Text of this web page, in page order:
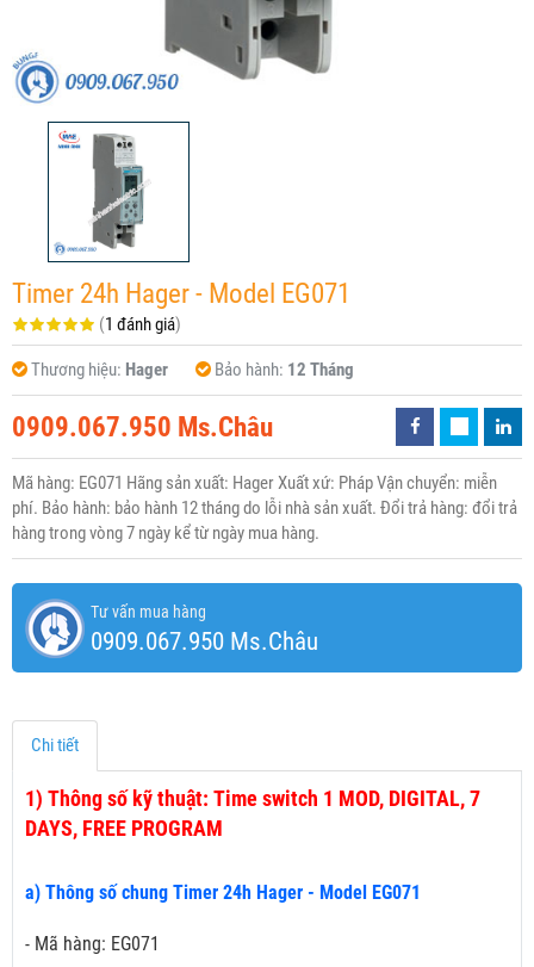
Timer 24h Hager - Model EG071
(1 đánh giá)
Thương hiệu: Hager Bảo hành: 12 Tháng
0909.067.950 Ms.Châu
Mã hàng: EG071 Hãng sản xuất: Hager Xuất xứ: Pháp Vận chuyển: miễn
phí. Bảo hành: bảo hành 12 tháng do lỗi nhà sản xuất. Đổi trả hàng: đổi trả
hàng trong vòng 7 ngày kể từ ngày mua hàng.
Tư vấn mua hàng
0909.067.950 Ms.Châu
Chi tiết
1) Thông số kỹ thuật: Time switch 1 MOD, DIGITAL, 7
DAYS, FREE PROGRAM
a) Thông số chung Timer 24h Hager - Model EG071
- Mã hàng: EG071